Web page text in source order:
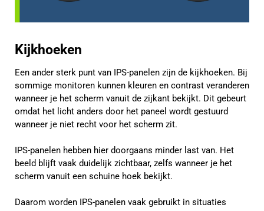
Kijkhoeken
Een ander sterk punt van IPS-panelen zijn de kijkhoeken. Bij
sommige monitoren kunnen kleuren en contrast veranderen
wanneer je het scherm vanuit de zijkant bekijkt. Dit gebeurt
omdat het licht anders door het paneel wordt gestuurd
wanneer je niet recht voor het scherm zit.
IPS-panelen hebben hier doorgaans minder last van. Het
beeld blijft vaak duidelijk zichtbaar, zelfs wanneer je het
scherm vanuit een schuine hoek bekijkt.
Daarom worden IPS-panelen vaak gebruikt in situaties